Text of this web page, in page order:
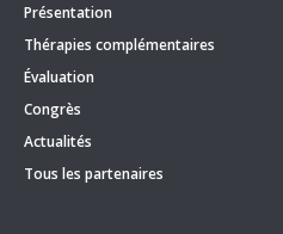
Présentation
Thérapies complémentaires
Évaluation
Congrès
Actualités
Tous les partenaires